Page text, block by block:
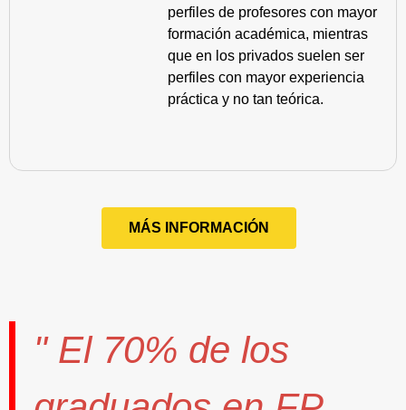
perfiles de profesores con mayor
formación académica, mientras
que en los privados suelen ser
perfiles con mayor experiencia
práctica y no tan teórica.
MÁS INFORMACIÓN
" El 70% de los